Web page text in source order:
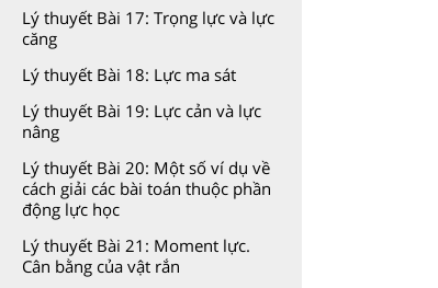
Lý thuyết Bài 17: Trọng lực và lực
căng
Lý thuyết Bài 18: Lực ma sát
Lý thuyết Bài 19: Lực cản và lực
nâng
Lý thuyết Bài 20: Một số ví dụ về
cách giải các bài toán thuộc phần
động lực học
Lý thuyết Bài 21: Moment lực.
Cân bằng của vật rắn